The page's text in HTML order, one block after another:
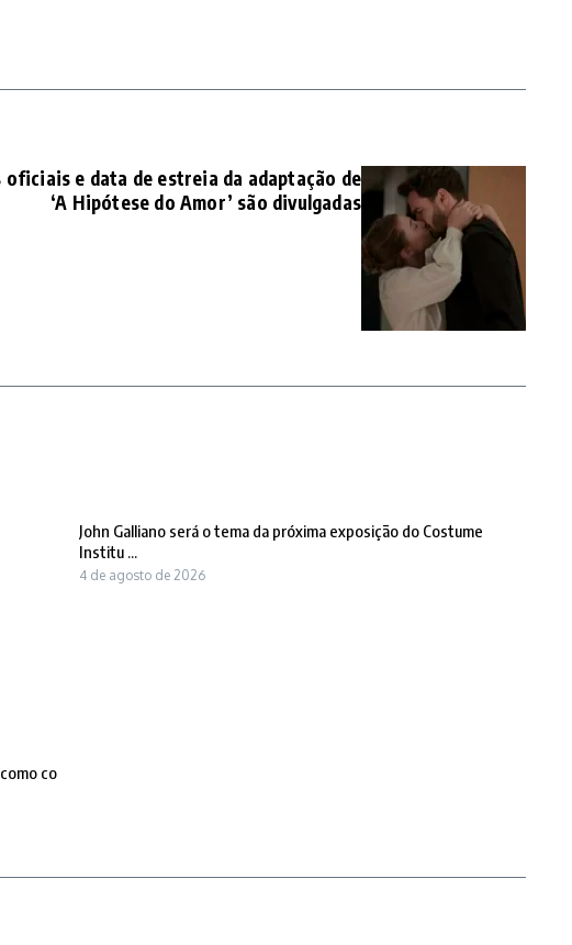
oficiais e data de estreia da adaptação de
‘A Hipótese do Amor’ são divulgadas
co
John Galliano será o tema da próxima exposição do Costume
Institu ...
4 de agosto de 2026